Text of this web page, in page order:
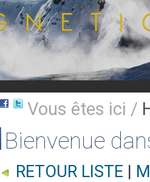
Aujourd'hui : T° Min : °C T° Max :°C
Suivez en direct l'actualité des stations
Vous êtes ici /
Bienvenue
RETOUR LISTE |